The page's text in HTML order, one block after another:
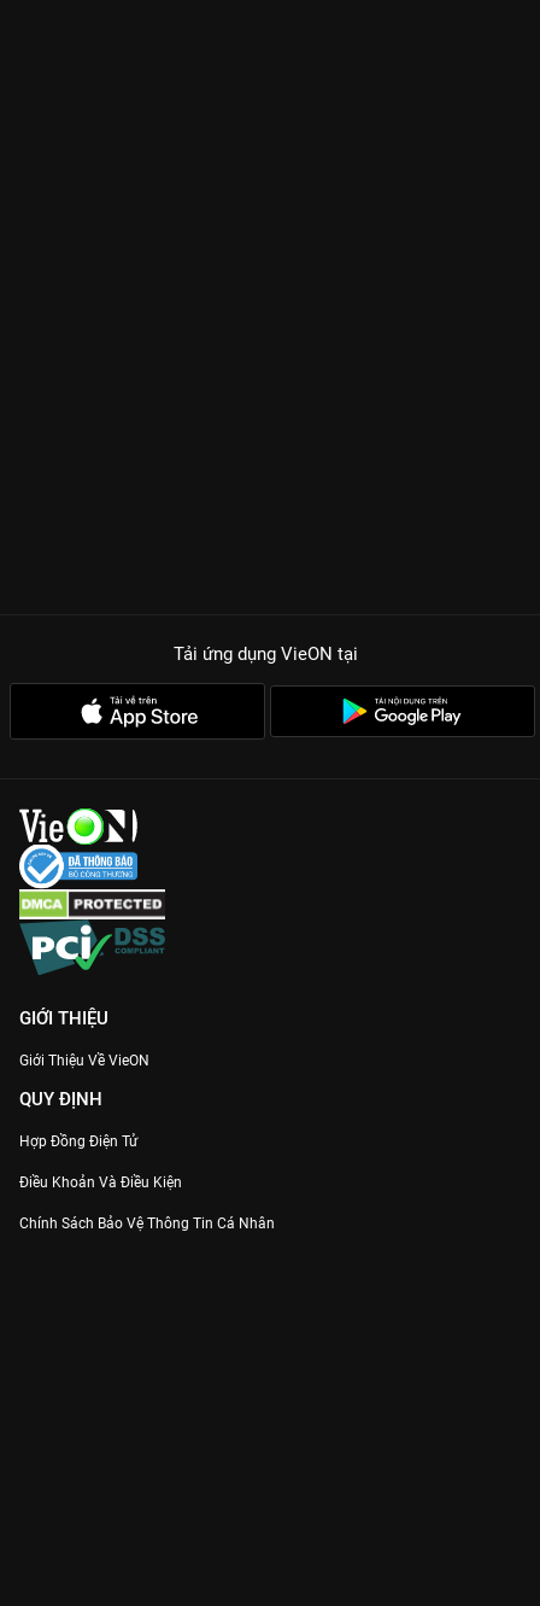
Tải ứng dụng VieON tại
GIỚI THIỆU
Giới Thiệu Về VieON
QUY ĐỊNH
Hợp Đồng Điện Tử
Điều Khoản Và Điều Kiện
Chính Sách Bảo Vệ Thông Tin Cá Nhân